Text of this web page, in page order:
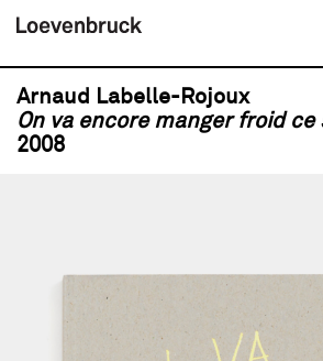
Arnaud Labelle-Rojoux
On va encore manger froid ce
2008